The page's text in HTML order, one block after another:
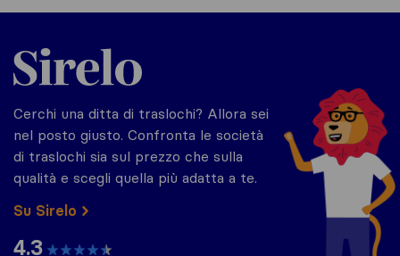
Sirelo.it
Cerchi una ditta di traslochi? Allora sei
nel posto giusto. Confronta le società
di traslochi sia sul prezzo che sulla
qualità e scegli quella più adatta a te.
Su Sirelo
4.3